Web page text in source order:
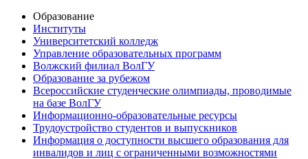
Образование
Институты
Университетский колледж
Управление образовательных программ
Волжский филиал ВолГУ
Образование за рубежом
Всероссийские студенческие олимпиады, проводимые
на базе ВолГУ
Информационно-образовательные ресурсы
Трудоустройство студентов и выпускников
Информация о доступности высшего образования для
инвалидов и лиц с ограниченными возможностями